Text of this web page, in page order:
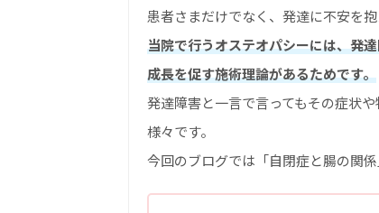
患者さまだけでなく、発達に不安を
当院で行うオステオパシーには、発
成長を促す施術理論があるためです。
発達障害と一言で言ってもその症状
様々です。
今回のブログでは「自閉症と腸の関係